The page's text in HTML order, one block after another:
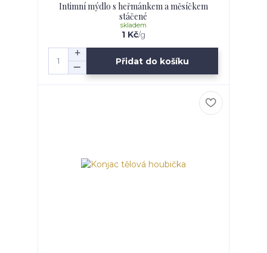
Intimní mýdlo s heřmánkem a měsíčkem
stáčené
1 Kč/g
skladem
Přidat do košíku